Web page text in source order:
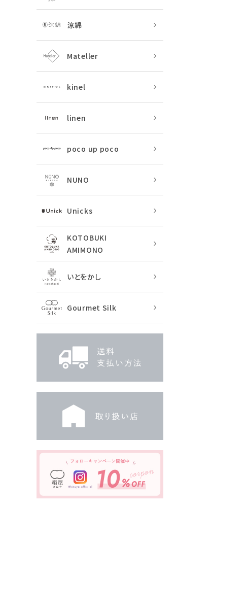
涼綿
Mateller
kinel
linen
poco up poco
NUNO
Unicks
KOTOBUKI
AMIMONO
いとをかし
Gourmet Silk